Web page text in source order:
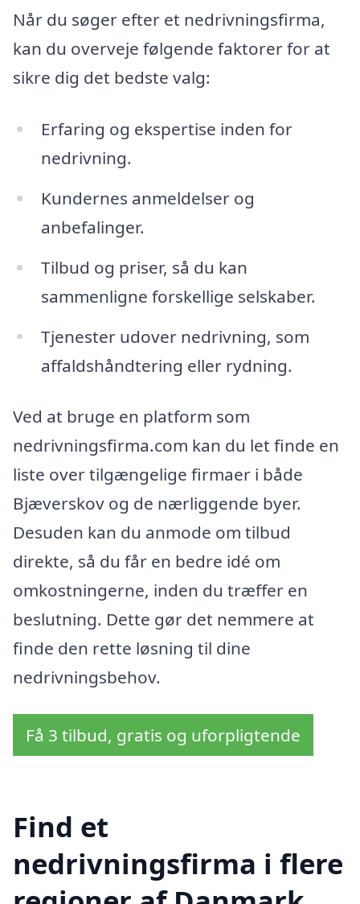
Når du søger efter et nedrivningsfirma,
kan du overveje følgende faktorer for at
sikre dig det bedste valg:
Erfaring og ekspertise inden for
nedrivning.
Kundernes anmeldelser og
anbefalinger.
Tilbud og priser, så du kan
sammenligne forskellige selskaber.
Tjenester udover nedrivning, som
affaldshåndtering eller rydning.
Ved at bruge en platform som
nedrivningsfirma.com kan du let finde en
liste over tilgængelige firmaer i både
Bjæverskov og de nærliggende byer.
Desuden kan du anmode om tilbud
direkte, så du får en bedre idé om
omkostningerne, inden du træffer en
beslutning. Dette gør det nemmere at
finde den rette løsning til dine
nedrivningsbehov.
Få 3 tilbud, gratis og uforpligtende
Find et
nedrivningsfirma i flere